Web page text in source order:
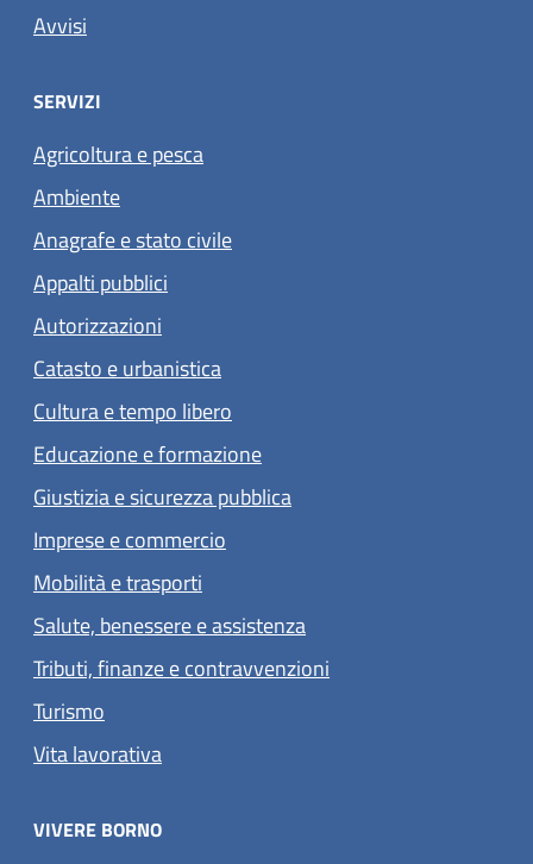
Avvisi
SERVIZI
Agricoltura e pesca
Ambiente
Anagrafe e stato civile
Appalti pubblici
Autorizzazioni
Catasto e urbanistica
Cultura e tempo libero
Educazione e formazione
Giustizia e sicurezza pubblica
Imprese e commercio
Mobilità e trasporti
Salute, benessere e assistenza
Tributi, finanze e contravvenzioni
Turismo
Vita lavorativa
VIVERE BORNO